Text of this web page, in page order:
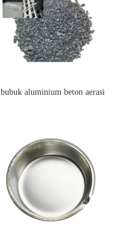
bubuk aluminium beton aerasi